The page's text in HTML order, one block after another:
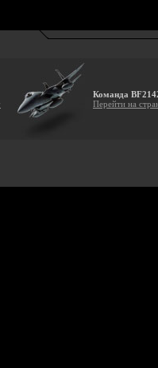
Команда
Перейти на